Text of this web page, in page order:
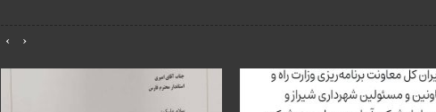
‹
›